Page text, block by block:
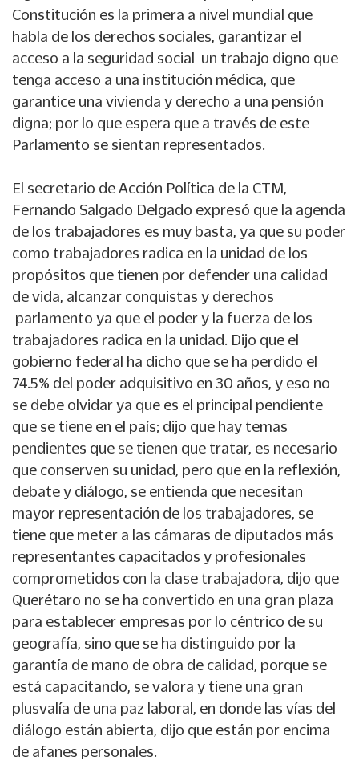
Constitución es la primera a nivel mundial que
habla de los derechos sociales, garantizar el
acceso a la seguridad social un trabajo digno que
tenga acceso a una institución médica, que
garantice una vivienda y derecho a una pensión
digna; por lo que espera que a través de este
Parlamento se sientan representados.
El secretario de Acción Política de la CTM,
Fernando Salgado Delgado expresó que la agenda
de los trabajadores es muy basta, ya que su poder
como trabajadores radica en la unidad de los
propósitos que tienen por defender una calidad
de vida, alcanzar conquistas y derechos
parlamento ya que el poder y la fuerza de los
trabajadores radica en la unidad. Dijo que el
gobierno federal ha dicho que se ha perdido el
74.5% del poder adquisitivo en 30 años, y eso no
se debe olvidar ya que es el principal pendiente
que se tiene en el país; dijo que hay temas
pendientes que se tienen que tratar, es necesario
que conserven su unidad, pero que en la reflexión,
debate y diálogo, se entienda que necesitan
mayor representación de los trabajadores, se
tiene que meter a las cámaras de diputados más
representantes capacitados y profesionales
comprometidos con la clase trabajadora, dijo que
Querétaro no se ha convertido en una gran plaza
para establecer empresas por lo céntrico de su
geografía, sino que se ha distinguido por la
garantía de mano de obra de calidad, porque se
está capacitando, se valora y tiene una gran
plusvalía de una paz laboral, en donde las vías del
diálogo están abierta, dijo que están por encima
de afanes personales.